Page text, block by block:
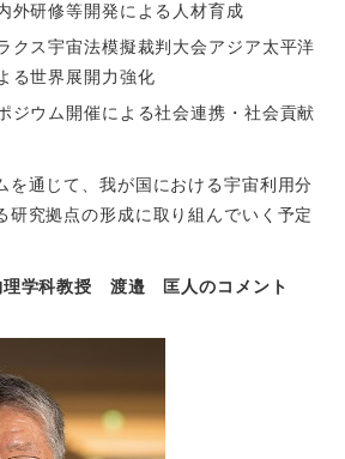
外研修等開発による人材育成
クス宇宙法模擬裁判大会アジア太平洋
る世界展開力強化
ジウム開催による社会連携・社会貢献
通じて、我が国における宇宙利用分
研究拠点の形成に取り組んでいく予定
理学科教授 渡邉 匡人のコメント